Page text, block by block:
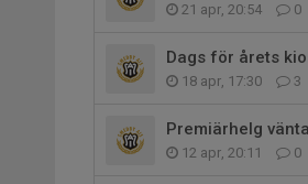
21 apr, 20:54 0
Dags för årets
18 apr, 17:30 3
Premiärhelg
12 apr, 20:11 0